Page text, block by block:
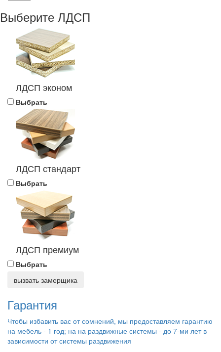
Выберите ЛДСП
ЛДСП эконом
Выбрать
ЛДСП стандарт
Выбрать
ЛДСП премиум
Выбрать
вызвать замерщика
Гарантия
Чтобы избавить вас от сомнений, мы предоставляем гарантию
на мебель - 1 год; на на раздвижные системы - до 7-ми лет в
зависимости от системы раздвижения